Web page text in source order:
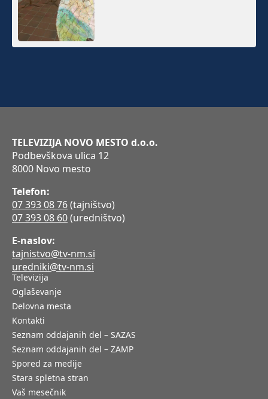
TELEVIZIJA NOVO MESTO d.o.o.
Podbevškova ulica 12
8000 Novo mesto
Telefon:
07 393 08 76(tajništvo)
07 393 08 60(uredništvo)
E-naslov:
tajnistvo@tv-nm.si
uredniki@tv-nm.si
Televizija
Oglaševanje
Delovna mesta
Kontakti
Seznam oddajanih del – SAZAS
Seznam oddajanih del – ZAMP
Spored za medije
Stara spletna stran
Vaš mesečnik